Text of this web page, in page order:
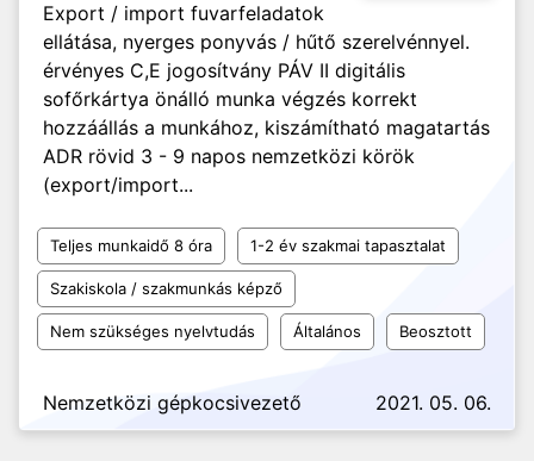
Export / import fuvarfeladatok
ellátása, nyerges ponyvás / hűtő szerelvénnyel.
érvényes C,E jogosítvány PÁV II digitális
sofőrkártya önálló munka végzés korrekt
hozzáállás a munkához, kiszámítható magatartás
ADR rövid 3 - 9 napos nemzetközi körök
(export/import...
Teljes munkaidő 8 óra 1-2 év szakmai tapasztalat
Szakiskola / szakmunkás képző
Nem szükséges nyelvtudás Általános Beosztott
Nemzetközi gépkocsivezető 2021. 05. 06.